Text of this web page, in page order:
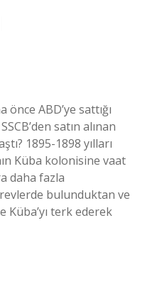
ABD’ye sattığı
satın alınan
1895-1898 yılları
Küba kolonisine vaat
daha fazla
bulunduktan ve
Küba’yı terk ederek